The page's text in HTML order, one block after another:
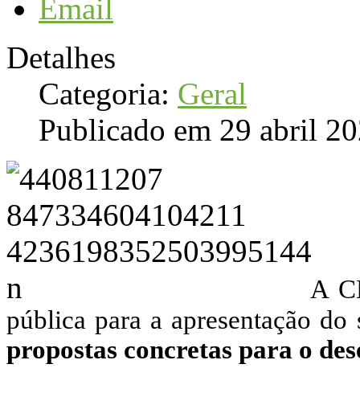
Email
Detalhes
Categoria: Geral
Publicado em 29 abril
A
pública para a apresentação do
propostas concretas para o